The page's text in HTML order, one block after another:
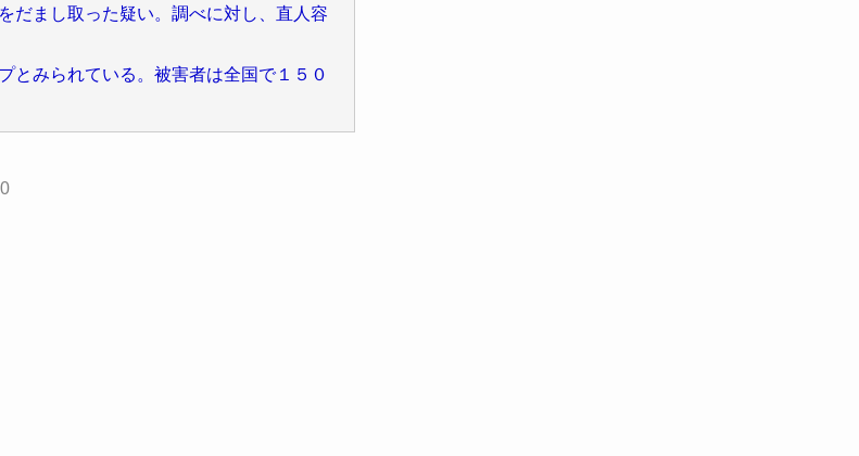
だまし取った疑い。調べに対し、直人容
とみられている。被害者は全国で１５０